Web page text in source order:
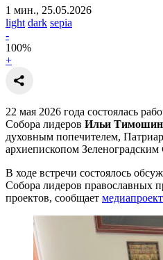
1 мин., 25.05.2026
light dark sepia
-
100%
+
22 мая 2026 года состоялась
Собора лидеров Ильи
духовным попечителем,
архиепископом Зеленоградским
В ходе встречи состоялось
Собора лидеров православных
проектов, сообщает